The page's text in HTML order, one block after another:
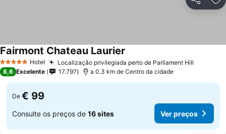
Partilhar
5 Estrelas Hotel Localização privilegiada perto de Parliament Hill
Fairmont Chateau Laurier
8,6 Excelente 17.797 a 0.3 km de Centro da cidade
De € 99
Consulte os preços de 16 sites Ver preços